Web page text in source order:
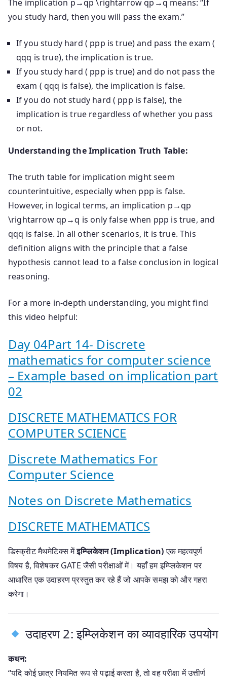
The implication p→qp \rightarrow qp →q means: “If
you study hard, then you will pass the exam.”
If you study hard ( ppp is true) and pass the exam (
qqq is true), the implication is true.
If you study hard ( ppp is true) and do not pass the
exam (qqq is false), the implication is false.
If you do not study hard ( ppp is false), the
implication is true regardless of whether you pass
or not.
Understanding the Implication Truth Table:
The truth table for implication might seem
counterintuitive, especially when ppp is false.
However, in logical terms, an implication p→qp
\rightarrow qp→q is only false when ppp is true, and
qqq is false. In all other scenarios, it is true. This
definition aligns with the principle that a false
hypothesis cannot lead to a false conclusion in logical
reasoning.
For a more in-depth understanding, you might find
this video helpful:
Day 04Part 14- Discrete
mathematics for computer science
– Example based on implication part
02
DISCRETE MATHEMATICS FOR
COMPUTER SCIENCE
Discrete Mathematics For
Computer Science
Notes on Discrete Mathematics
DISCRETE MATHEMATICS
डिस्क्रीट मैथमेटिक्स मेंइम्प्लिकेशन (Implication)एक महत्वपूर्ण
विषय है, विशेषकर GATE जैसी परीक्षाओं में। यहाँ हम इम्प्लिकेशन पर
आधारित एक उदाहरण प्रस्तुत कर रहे हैं जो आपके समझ को और गहरा
करेगा।
उदाहरण 2: इम्प्लिकेशन का व्यावहारिक उपयोग
कथन:
“यदि कोई छात्र नियमित रूप से पढ़ाई करता है, तो वह परीक्षा में उत्तीर्ण